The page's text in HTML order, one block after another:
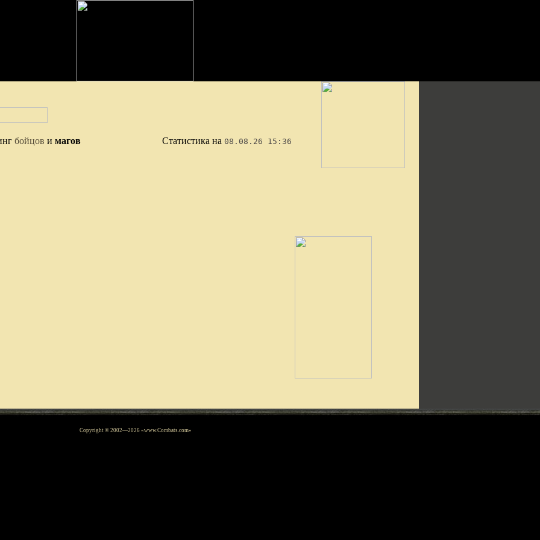
бойцов и магов Статистика на 08.08.26 15:36
Copyright © 2002—2026«www.Combats.com»